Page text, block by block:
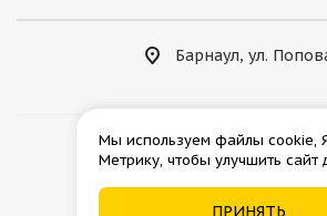
Барнаул, ул.
2026 ©
Мы используем файлы cookie,
Метрику, чтобы улучшить сайт
ПРИНЯТЬ